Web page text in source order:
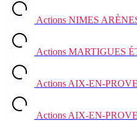
Actions NIMES
Actions MARTIGUES
Actions AIX-EN-
Actions AIX-EN-